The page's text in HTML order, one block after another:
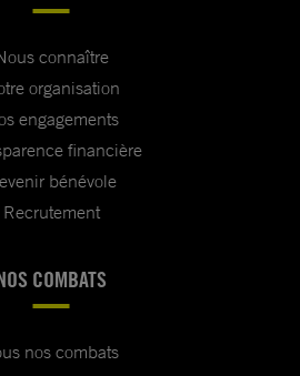
connaître
organisation
engagements
financière
bénévole
Recrutement
COMBATS
nos combats